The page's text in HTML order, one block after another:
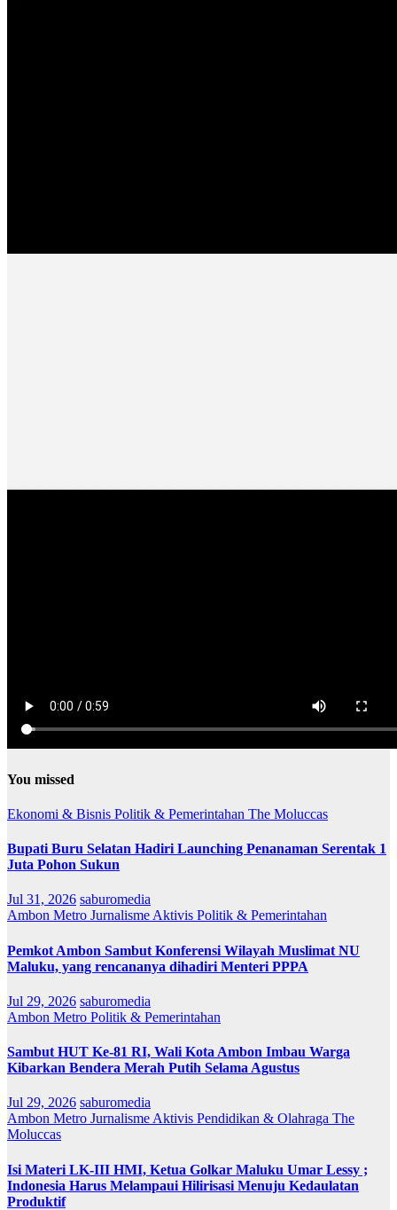
You missed
Ekonomi & Bisnis Politik & Pemerintahan The Moluccas
Bupati Buru Selatan Hadiri Launching Penanaman Serentak 1
Juta Pohon Sukun
Jul 31, 2026 saburomedia
Ambon Metro Jurnalisme Aktivis Politik & Pemerintahan
Pemkot Ambon Sambut Konferensi Wilayah Muslimat NU
Maluku, yang rencananya dihadiri Menteri PPPA
Jul 29, 2026 saburomedia
Ambon Metro Politik & Pemerintahan
Sambut HUT Ke-81 RI, Wali Kota Ambon Imbau Warga
Kibarkan Bendera Merah Putih Selama Agustus
Jul 29, 2026 saburomedia
Ambon Metro Jurnalisme Aktivis Pendidikan & Olahraga The
Moluccas
Isi Materi LK-III HMI, Ketua Golkar Maluku Umar Lessy ;
Indonesia Harus Melampaui Hilirisasi Menuju Kedaulatan
Produktif